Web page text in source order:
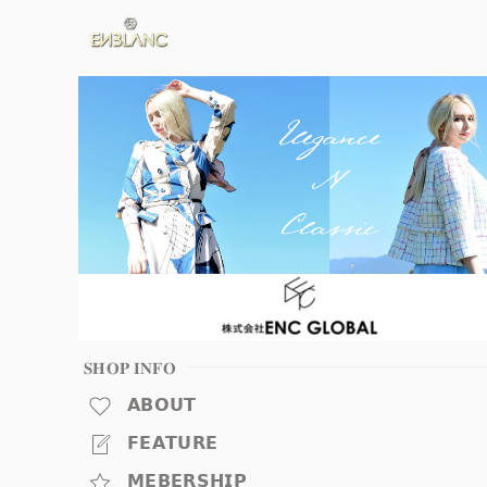
𝐒𝐇𝐎𝐏 𝐈𝐍𝐅𝐎
𝗔𝗕𝗢𝗨𝗧
𝗙𝗘𝗔𝗧𝗨𝗥𝗘
𝗠𝗘𝗕𝗘𝗥𝗦𝗛𝗜𝗣